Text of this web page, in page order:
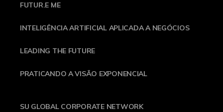
FUTUR.E ME
INTELIGÊNCIA ARTIFICIAL APLICADA A NEGÓCIOS
LEADING THE FUTURE
PRATICANDO A VISÃO EXPONENCIAL
SU GLOBAL CORPORATE NETWORK